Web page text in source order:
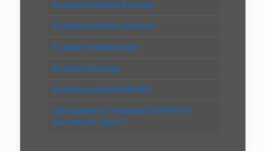
Evaluatori imobiliari Bucureşti
Evaluatori imobiliari autorizaţi
Evaluator imobiliar expert
Evaluator Bucureşti
Evaluator autorizat ANEVAR
Când apelăm la “Evaluatorul EXPERT în
autovehicule rutiere”?